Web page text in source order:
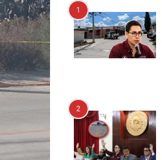
1
2